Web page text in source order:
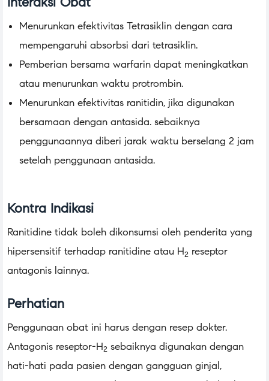
Menurunkan efektivitas Tetrasiklin dengan cara
mempengaruhi absorbsi dari tetrasiklin.
Pemberian bersama warfarin dapat meningkatkan
atau menurunkan waktu protrombin.
Menurunkan efektivitas ranitidin, jika digunakan
bersamaan dengan antasida. sebaiknya
penggunaannya diberi jarak waktu berselang 2 jam
setelah penggunaan antasida.
Kontra Indikasi
Ranitidine tidak boleh dikonsumsi oleh penderita yang
hipersensitif terhadap ranitidine atau H2 reseptor
antagonis lainnya.
Perhatian
Penggunaan obat ini harus dengan resep dokter.
Antagonis reseptor-H2 sebaiknya digunakan dengan
hati-hati pada pasien dengan gangguan ginjal,